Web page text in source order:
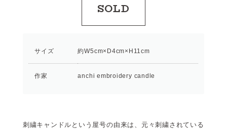
SOLD
サイズ 約W5cm×D4cm×H11cm
作家 anchi embroidery candle
刺繍キャンドルという屋号の由来は、元々刺繍されている